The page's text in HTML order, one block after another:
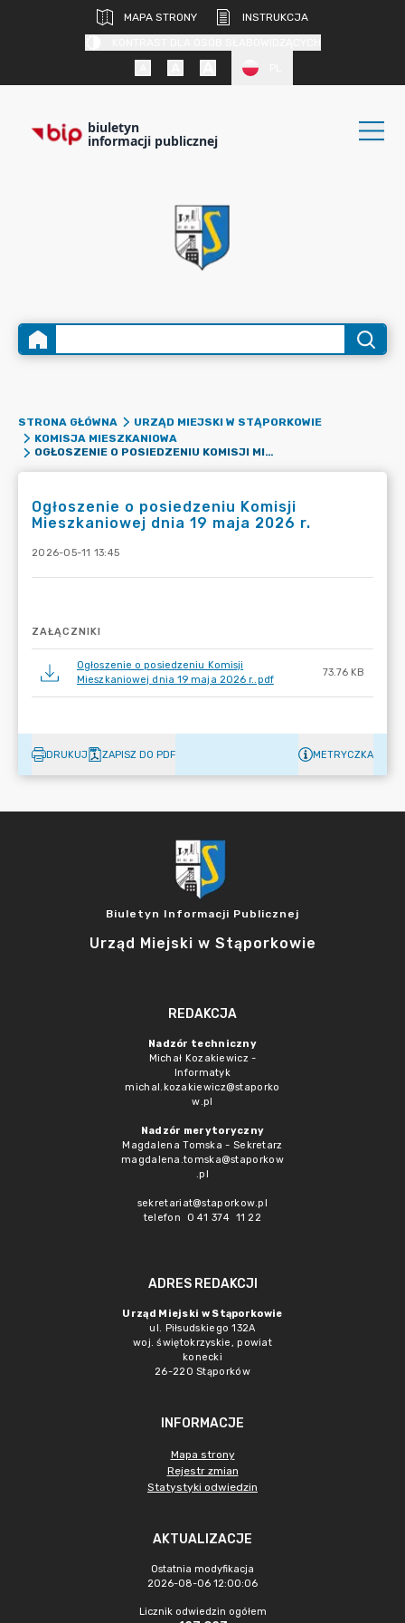
MAPA STRONY
INSTRUKCJA
biuletyn
informacji publicznej
STRONA GŁÓWNA
URZĄD MIEJSKI W STĄPORKOWIE
KOMISJA MIESZKANIOWA
OGŁOSZENIE O POSIEDZENIU KOMISJI MIESZKANIOWEJ DNIA 19 MAJA 2026 R.
Ogłoszenie o posiedzeniu Komisji
Mieszkaniowej dnia 19 maja 2026 r.
2026-05-11 13:45
ZAŁĄCZNIKI
Ogłoszenie o posiedzeniu Komisji
Mieszkaniowej dnia 19 maja 2026 r..pdf
73.76 KB
DRUKUJ ZAPISZ DO PDF METRYCZKA
Biuletyn Informacji Publicznej
Urząd Miejski w Stąporkowie
REDAKCJA
Nadzór techniczny
Michał Kozakiewicz -
Informatyk
michal.kozakiewicz@staporko
w.pl
Nadzór merytoryczny
Magdalena Tomska - Sekretarz
magdalena.tomska@staporkow
.pl
sekretariat@staporkow.pl
telefon 0 41 374 11 22
ADRES REDAKCJI
Urząd Miejski w Stąporkowie
ul. Piłsudskiego 132A
woj. świętokrzyskie, powiat
konecki
26-220 Stąporków
INFORMACJE
Mapa strony
Rejestr zmian
Statystyki odwiedzin
AKTUALIZACJE
Ostatnia modyfikacja
2026-08-06 12:00:06
Licznik odwiedzin ogółem